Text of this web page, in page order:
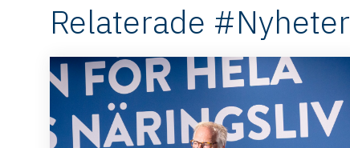
Relaterade #Nyheter